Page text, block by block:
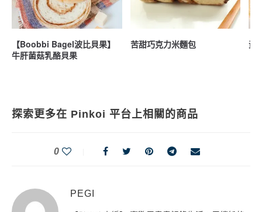
【Boobbi Bagel波比貝果】
牛肝菌菇乳酪貝果
苦甜巧克力米麵包 黃
探索更多在 Pinkoi 平台上相關的商品
0
PEGI